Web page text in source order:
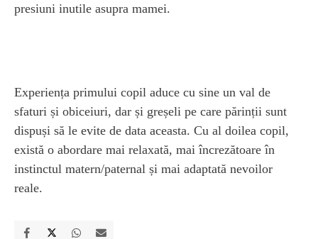
presiuni inutile asupra mamei.
Experiența primului copil aduce cu sine un val de
sfaturi și obiceiuri, dar și greșeli pe care părinții sunt
dispuși să le evite de data aceasta. Cu al doilea copil,
există o abordare mai relaxată, mai încrezătoare în
instinctul matern/paternal și mai adaptată nevoilor
reale.